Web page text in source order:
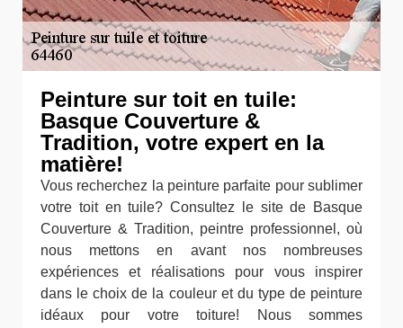
Peinture sur toit en tuile:
Basque Couverture &
Tradition, votre expert en la
matière!
Vous recherchez la peinture parfaite pour sublimer
votre toit en tuile? Consultez le site de Basque
Couverture & Tradition, peintre professionnel, où
nous mettons en avant nos nombreuses
expériences et réalisations pour vous inspirer
dans le choix de la couleur et du type de peinture
idéaux pour votre toiture! Nous sommes